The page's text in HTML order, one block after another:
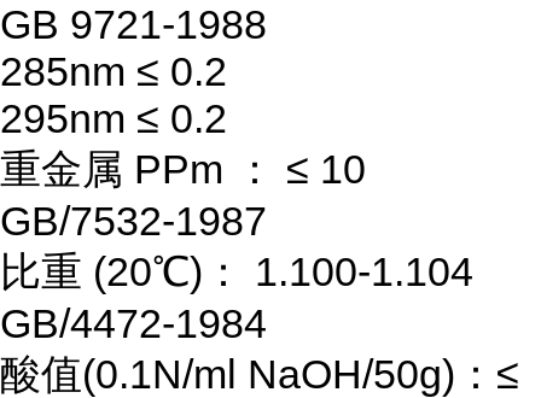
GB 9721-1988
285nm ≤ 0.2
295nm ≤ 0.2
重金属 PPm ： ≤ 10
GB/7532-1987
比重 (20℃)： 1.100-1.104
GB/4472-1984
酸值(0.1N/ml NaOH/50g)：≤